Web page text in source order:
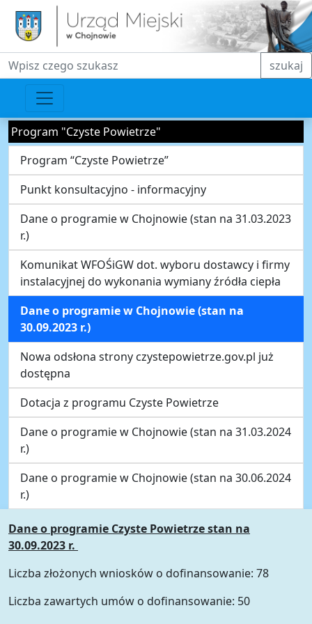
Fraza do wyszukiwania szukaj
Program "Czyste Powietrze"
Program “Czyste Powietrze”
Punkt konsultacyjno - informacyjny
Dane o programie w Chojnowie (stan na 31.03.2023
r.)
Komunikat WFOŚiGW dot. wyboru dostawcy i firmy
instalacyjnej do wykonania wymiany źródła ciepła
Dane o programie w Chojnowie (stan na
30.09.2023 r.)
Nowa odsłona strony czystepowietrze.gov.pl już
dostępna
Dotacja z programu Czyste Powietrze
Dane o programie w Chojnowie (stan na 31.03.2024
r.)
Dane o programie w Chojnowie (stan na 30.06.2024
r.)
Dane o programie Czyste Powietrze stan na
30.09.2023 r.
Liczba złożonych wniosków o dofinansowanie: 78
Liczba zawartych umów o dofinansowanie: 50